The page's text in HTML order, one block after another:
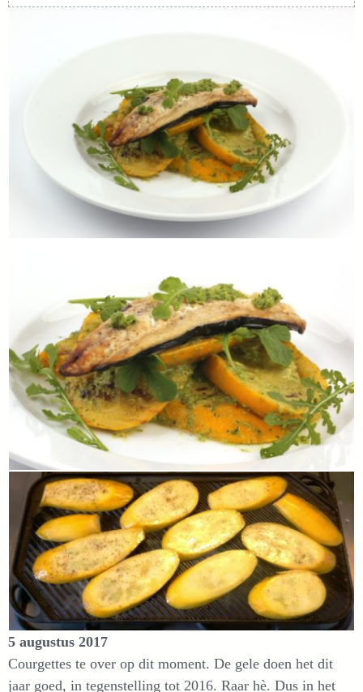
5 augustus 2017
Courgettes te over op dit moment. De gele doen het dit
jaar goed, in tegenstelling tot 2016. Raar hè. Dus in het